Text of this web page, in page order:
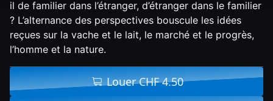
il de familier dans l’étranger, d’étranger dans le familier
? L’alternance des perspectives bouscule les idées
reçues sur la vache et le lait, le marché et le progrès,
l’homme et la nature.
Louer CHF 4.50